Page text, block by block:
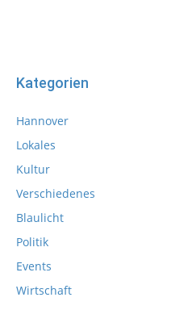
Kategorien
Hannover
Lokales
Kultur
Verschiedenes
Blaulicht
Politik
Events
Wirtschaft